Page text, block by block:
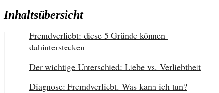
Inhaltsübersicht
Fremdverliebt: diese 5 Gründe können
dahinterstecken
Der wichtige Unterschied: Liebe vs. Verliebtheit
Diagnose: Fremdverliebt. Was kann ich tun?